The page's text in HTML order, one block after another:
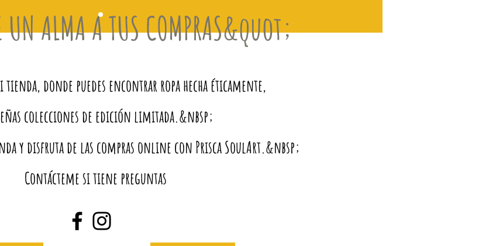
ALMA A TUS COMPRAS&quot;
donde puedes encontrar ropa hecha éticamente,
colecciones de edición limitada.&nbsp;
y disfruta de las compras online con Prisca SoulArt.&nbsp;
Contácteme si tiene preguntas